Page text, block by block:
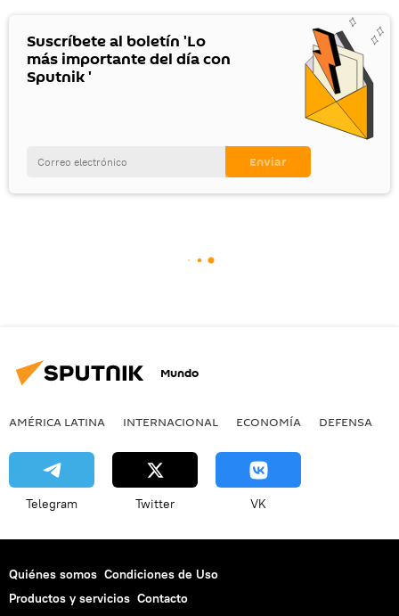
Suscríbete al boletín 'Lo
más importante del día con
Sputnik '
Mundo
AMÉRICA LATINA INTERNACIONAL ECONOMÍA DEFENSA
Telegram Twitter VK
Quiénes somos Condiciones de Uso
Productos y servicios Contacto